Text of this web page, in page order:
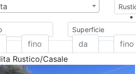
Superficie
Rustico/Casale